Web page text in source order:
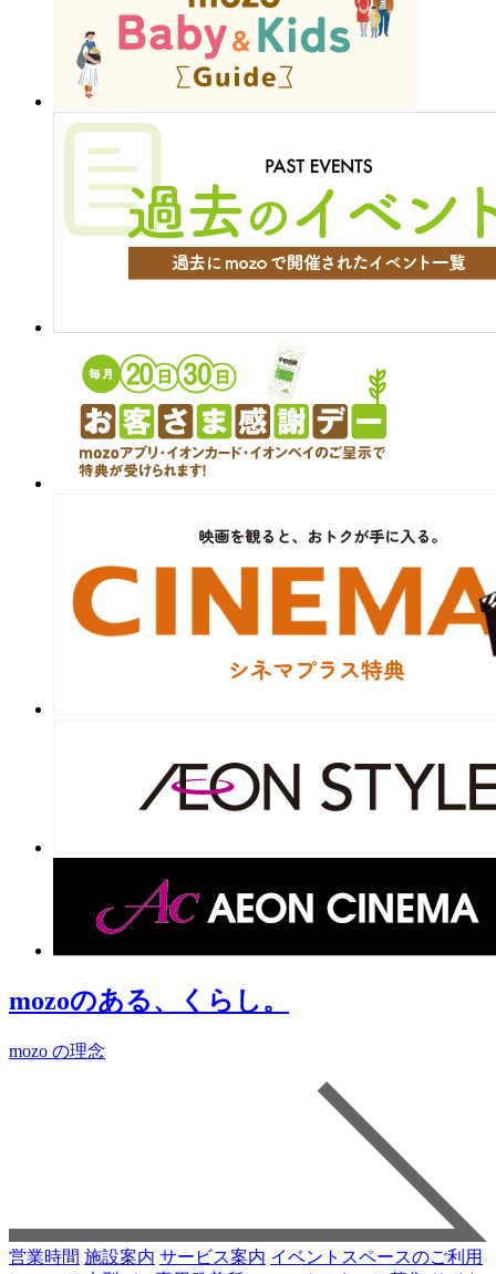
mozoのある、くらし。
mozo の理念
営業時間 施設案内 サービス案内 イベントスペースのご利用